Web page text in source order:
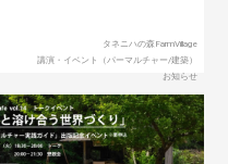
タネニハの森FarmVillage
講演・イベント（パーマルチャー/建築）
お知らせ